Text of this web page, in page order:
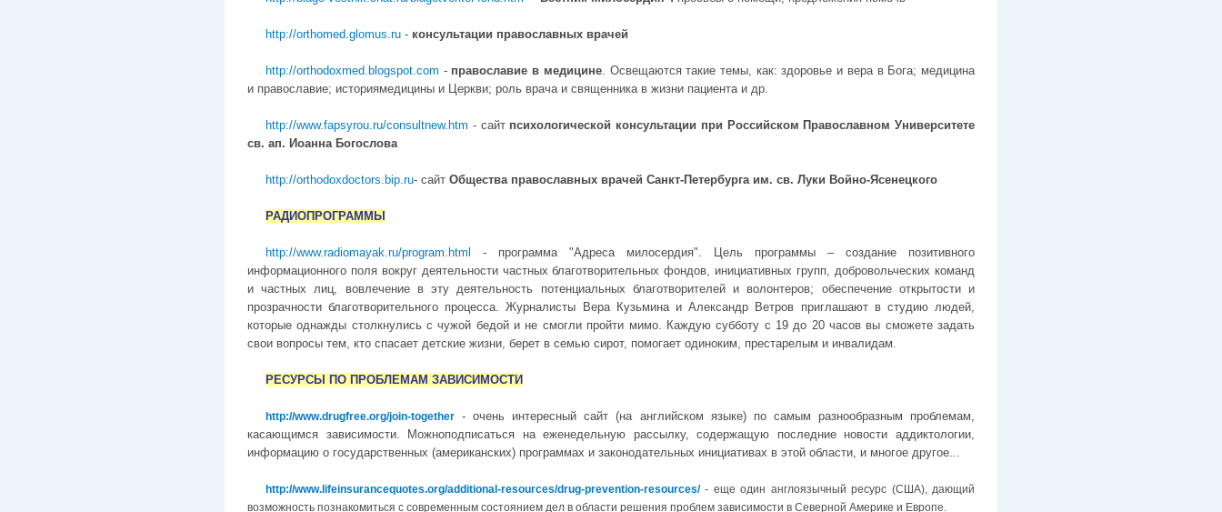
http://orthomed.glomus.ru - консультации православных врачей
http://orthodoxmed.blogspot.com - православие в медицине. Освещаются такие темы, как: здоровье и вера в Бога; медицина
и православие; историямедицины и Церкви; роль врача и священника в жизни пациента и др.
http://www.fapsyrou.ru/consultnew.htm - сайт психологической консультации при Российском Православном Университете
св. ап. Иоанна Богослова
http://orthodoxdoctors.bip.ru- сайт Общества православных врачей Санкт-Петербурга им. св. Луки Войно-Ясенецкого
РАДИОПРОГРАММЫ
http://www.radiomayak.ru/program.html
- программа "Адреса милосердия". Цель программы – создание позитивного
информационного поля вокруг деятельности частных благотворительных фондов, инициативных групп, добровольческих команд
и частных лиц, вовлечение в эту деятельность потенциальных благотворителей и волонтеров; обеспечение открытости и
прозрачности благотворительного процесса. Журналисты Вера Кузьмина и Александр Ветров приглашают в студию людей,
которые однажды столкнулись с чужой бедой и не смогли пройти мимо. Каждую субботу с 19 до 20 часов вы сможете задать
свои вопросы тем, кто спасает детские жизни, берет в семью сирот, помогает одиноким, престарелым и инвалидам.
РЕСУРСЫ ПО ПРОБЛЕМАМ ЗАВИСИМОСТИ
http://www.drugfree.org/join-together - очень интересный сайт (на английском языке) по самым разнообразным проблемам,
касающимся зависимости. Можноподписаться на еженедельную рассылку, содержащую последние новости аддиктологии,
информацию о государственных (американских) программах и законодательных инициативах в этой области, и многое другое...
http://www.lifeinsurancequotes.org/additional-resources/drug-prevention-resources/- еще один англоязычный ресурс (США), дающий
возможность познакомиться с современным состоянием дел в области решения проблем зависимости в Северной Америке и Европе.